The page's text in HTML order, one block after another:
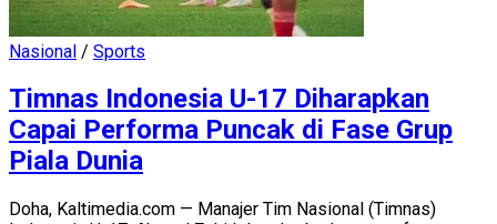
Nasional / Sports
Timnas Indonesia U-17 Diharapkan
Capai Performa Puncak di Fase Grup
Piala Dunia
Doha, Kaltimedia.com — Manajer Tim Nasional (Timnas)